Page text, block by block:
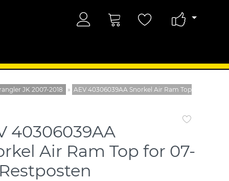
JK 2007-2018 » AEV 40306039AA Snorkel Air Ram Top
40306039AA
Air Ram Top for 07-
Restposten